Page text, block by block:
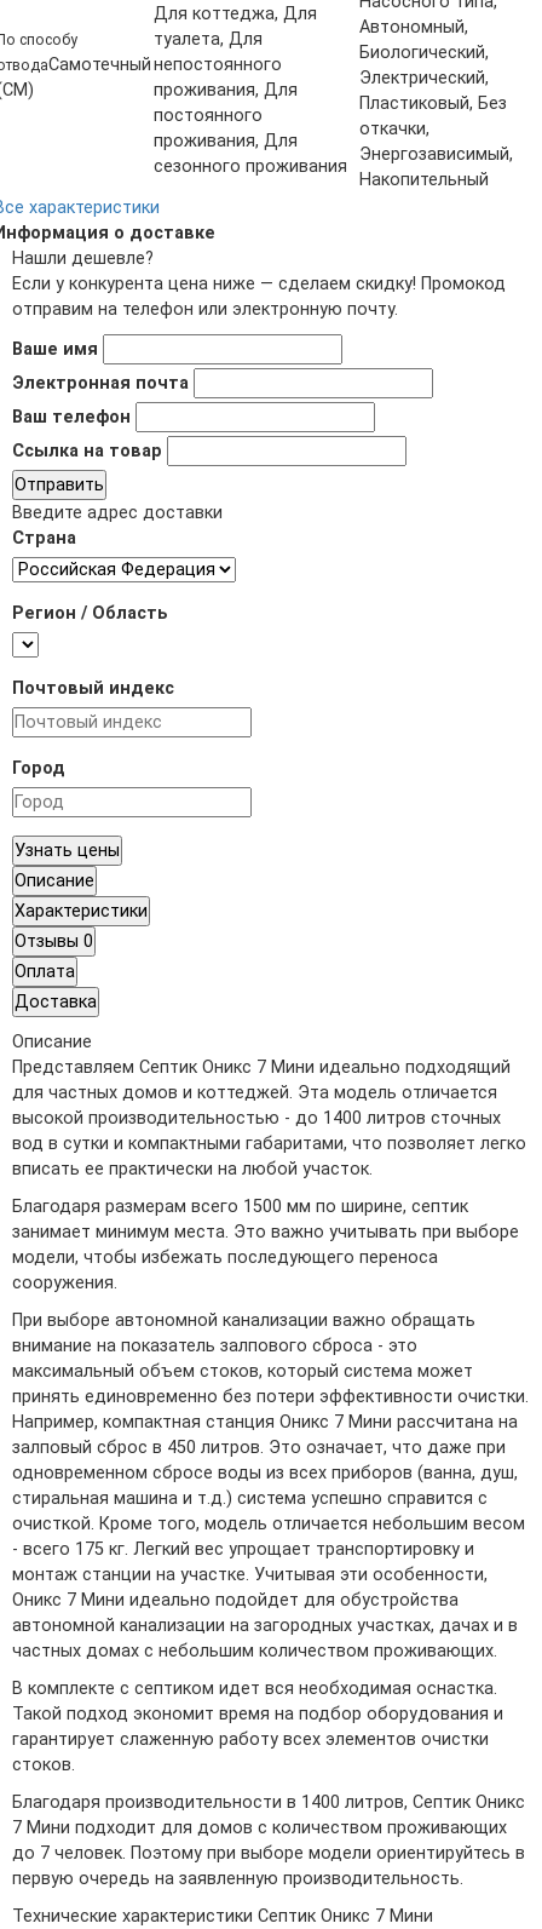
способу
Самотечный
Для коттеджа, Для
туалета, Для
непостоянного
проживания, Для
постоянного
проживания, Для
сезонного проживания
Автономный,
Биологический,
Электрический,
Пластиковый, Без
откачки,
Энергозависимый,
Накопительный
характеристики
о доставке
Нашли дешевле?
Если у конкурента цена ниже — сделаем скидку! Промокод
отправим на телефон или электронную почту.
Ваше имя
Электронная почта
Ваш телефон
Ссылка на товар
Отправить
Введите адрес доставки
Страна
Регион / Область
Почтовый индекс
Город
Узнать цены
Описание
Характеристики
Отзывы 0
Оплата
Доставка
Описание
Представляем Септик Оникс 7 Мини идеально подходящий
для частных домов и коттеджей. Эта модель отличается
высокой производительностью - до 1400 литров сточных
вод в сутки и компактными габаритами, что позволяет легко
вписать ее практически на любой участок.
Благодаря размерам всего 1500 мм по ширине, септик
занимает минимум места. Это важно учитывать при выборе
модели, чтобы избежать последующего переноса
сооружения.
При выборе автономной канализации важно обращать
внимание на показатель залпового сброса - это
максимальный объем стоков, который система может
принять единовременно без потери эффективности очистки.
Например, компактная станция Оникс 7 Мини рассчитана на
залповый сброс в 450 литров. Это означает, что даже при
одновременном сбросе воды из всех приборов (ванна, душ,
стиральная машина и т.д.) система успешно справится с
очисткой. Кроме того, модель отличается небольшим весом
- всего 175 кг. Легкий вес упрощает транспортировку и
монтаж станции на участке. Учитывая эти особенности,
Оникс 7 Мини идеально подойдет для обустройства
автономной канализации на загородных участках, дачах и в
частных домах с небольшим количеством проживающих.
В комплекте с септиком идет вся необходимая оснастка.
Такой подход экономит время на подбор оборудования и
гарантирует слаженную работу всех элементов очистки
стоков.
Благодаря производительности в 1400 литров, Септик Оникс
7 Мини подходит для домов с количеством проживающих
до 7 человек. Поэтому при выборе модели ориентируйтесь в
первую очередь на заявленную производительность.
Технические характеристики Септик Оникс 7 Мини